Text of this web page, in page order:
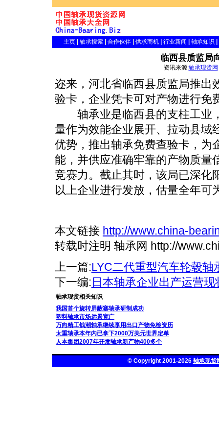
主页 轴承搜索 合作伙伴 供求商机 行业新闻 轴承知识
临西县质监局
资讯来源:轴承现货网
迩来，河北省临西县质监局推出
验卡，企业凭卡可对产物进行免
轴承业是临西县的支柱工业
量作为效能企业展开、拉动县域
优势，推出轴承免费查验卡，为
能，并供应准确牢靠的产物质量
竞赛力。截止其时，该局已深化
以上企业进行发放，估量全年可
本文链接 http://www.china-
转载时注明 轴承网 http://
上一篇:LYC二代重型汽车轮毂轴
下一编: 日本轴承企业出产运营现
轴承现货相关知识
我国首个旋转屏蔽塞轴承研制成功
塑料轴承市场远景宽广
万向精工钱潮轴承继续享用出口产物免检资历
太重轴承本年内已拿下2000万美元世界定单
人本集团2007年开发轴承新产物400多个
© Copyright 2001-2026 轴承现货